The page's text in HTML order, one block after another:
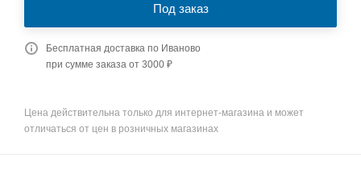
Под заказ
Бесплатная доставка по Иваново
при сумме заказа от 3000 ₽
Цена действительна только для интернет-магазина и может
отличаться от цен в розничных магазинах